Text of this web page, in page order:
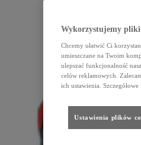
Wykorzystujemy pliki
Chcemy ułatwić Ci
umieszczane na Twoim
ulepszać funkcjonalność
celów reklamowych.
ich ustawienia.
Ustawienia plików